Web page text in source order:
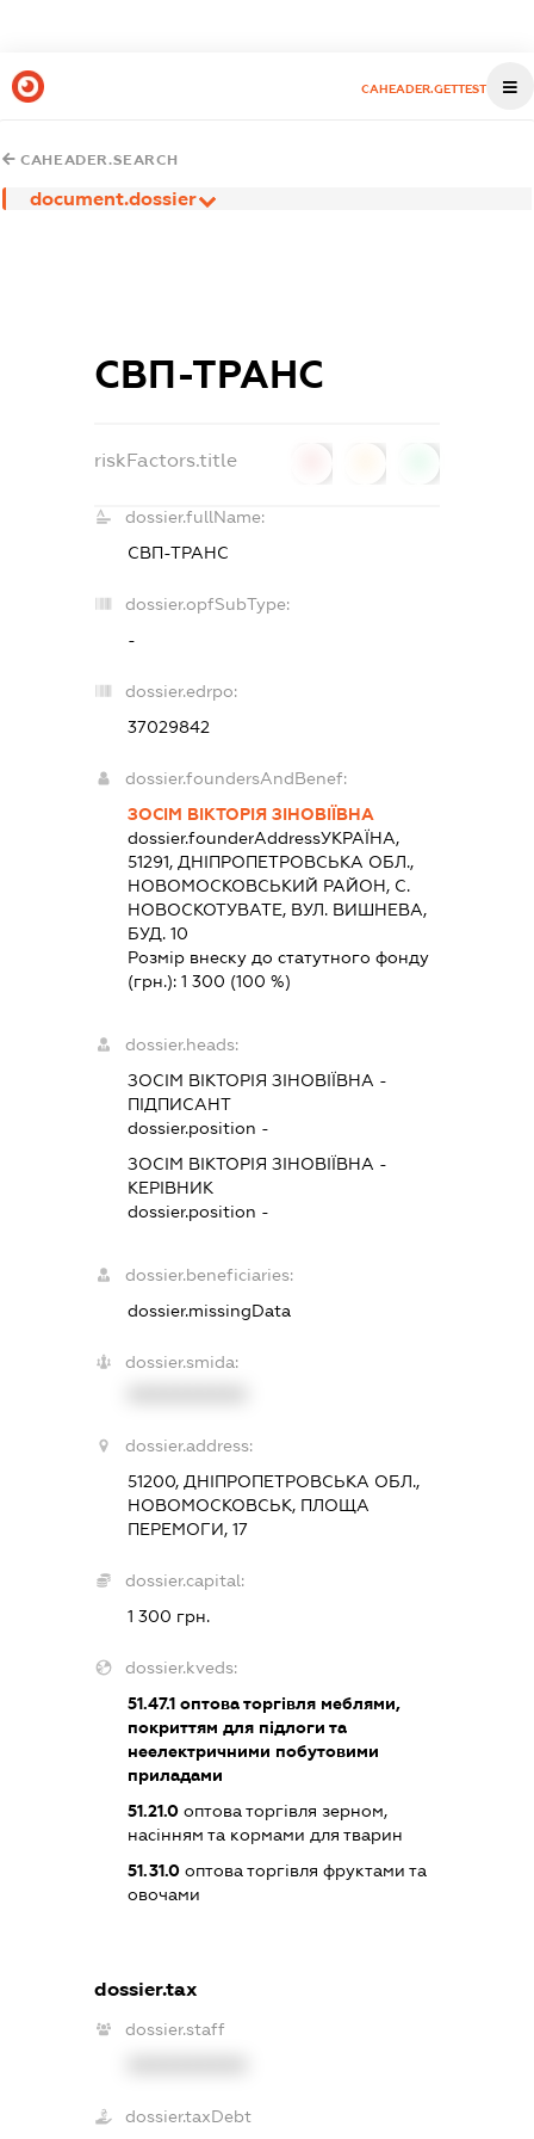
CAHEADER.GETTEST
CAHEADER.SEARCH
document.dossier
СВП-ТРАНС
riskFactors.title
dossier.fullName:
СВП-ТРАНС
dossier.opfSubType:
-
dossier.edrpo:
37029842
dossier.foundersAndBenef:
ЗОСІМ ВІКТОРІЯ ЗІНОВІЇВНА
dossier.founderAddressУКРАЇНА,
51291, ДНIПРОПЕТРОВСЬКА ОБЛ.,
НОВОМОСКОВСЬКИЙ РАЙОН, С.
НОВОСКОТУВАТЕ, ВУЛ. ВИШНЕВА,
БУД. 10
Розмір внеску до статутного фонду
(грн.): 1 300 (100 %)
dossier.heads:
ЗОСІМ ВІКТОРІЯ ЗІНОВІЇВНА -
ПІДПИСАНТ
dossier.position -
ЗОСІМ ВІКТОРІЯ ЗІНОВІЇВНА -
КЕРІВНИК
dossier.position -
dossier.beneficiaries:
dossier.missingData
dossier.smida:
dossier.address:
51200, ДНІПРОПЕТРОВСЬКА ОБЛ.,
НОВОМОСКОВСЬК, ПЛОЩА
ПЕРЕМОГИ, 17
dossier.capital:
1 300 грн.
dossier.kveds:
51.47.1оптова торгівля меблями,
покриттям для підлоги та
неелектричними побутовими
приладами
51.21.0оптова торгівля зерном,
насінням та кормами для тварин
51.31.0оптова торгівля фруктами та
овочами
dossier.tax
dossier.staff
dossier.taxDebt